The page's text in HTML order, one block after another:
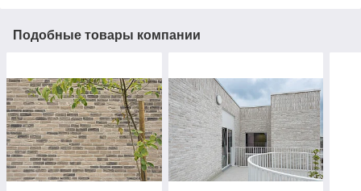
Подобные товары компании